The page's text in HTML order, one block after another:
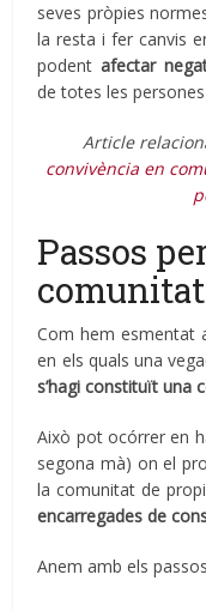
seves pròpies
la resta i fer canvis
podentafectar
de totes les
Article
convivència en
Passos
Com hem esmentat
en els quals una
s’hagi constituït una
Això pot ocórrer en
segona mà) on el
la comunitat de
encarregades de
Anem amb els